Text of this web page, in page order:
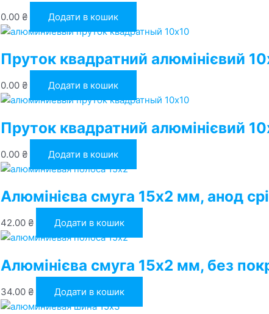
0.00₴ Додати в кошик
Пруток квадратний алюмінієвий
0.00₴ Додати в кошик
Пруток квадратний алюмінієвий
0.00₴ Додати в кошик
Алюмінієва смуга 15х2 мм, анод
42.00₴ Додати в кошик
Алюмінієва смуга 15х2 мм, без
34.00₴ Додати в кошик